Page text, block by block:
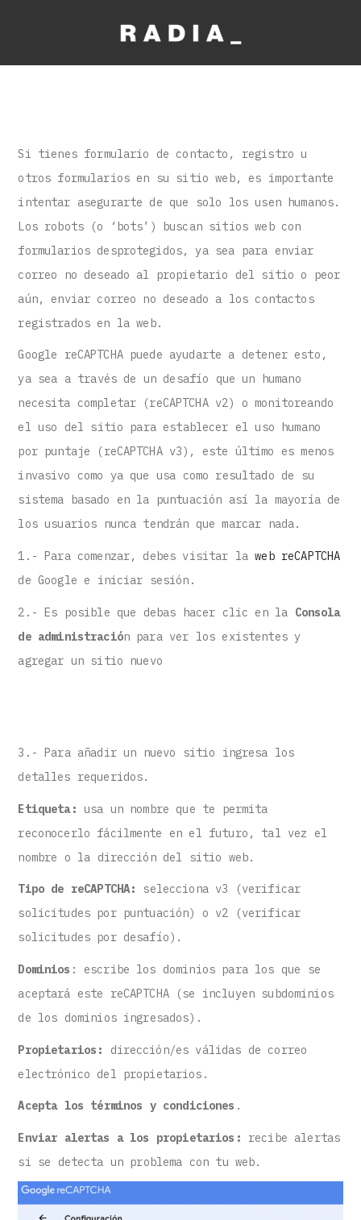
Si tienes formulario de contacto, registro u
otros formularios en su sitio web, es importante
intentar asegurarte de que solo los usen humanos.
Los robots (o ‘bots’) buscan sitios web con
formularios desprotegidos, ya sea para enviar
correo no deseado al propietario del sitio o peor
aún, enviar correo no deseado a los contactos
registrados en la web.
Google reCAPTCHA puede ayudarte a detener esto,
ya sea a través de un desafío que un humano
necesita completar (reCAPTCHA v2) o monitoreando
el uso del sitio para establecer el uso humano
por puntaje (reCAPTCHA v3), este último es menos
invasivo como ya que usa como resultado de su
sistema basado en la puntuación así la mayoría de
los usuarios nunca tendrán que marcar nada.
1.- Para comenzar, debes visitar laweb reCAPTCHA
de Google e iniciar sesión.
2.- Es posible que debas hacer clic en la Consola
de administración para ver los existentes y
agregar un sitio nuevo
3.- Para añadir un nuevo sitio ingresa los
detalles requeridos.
Etiqueta: usa un nombre que te permita
reconocerlo fácilmente en el futuro, tal vez el
nombre o la dirección del sitio web.
Tipo de reCAPTCHA:
selecciona v3 (verificar
solicitudes por puntuación) o v2 (verificar
solicitudes por desafío).
Dominios : escribe los dominios para los que se
aceptará este reCAPTCHA (se incluyen subdominios
de los dominios ingresados).
Propietarios:
dirección/es válidas de correo
electrónico del propietarios.
Acepta los términos y condiciones .
Enviar alertas a los propietarios: recibe alertas
si se detecta un problema con tu web.